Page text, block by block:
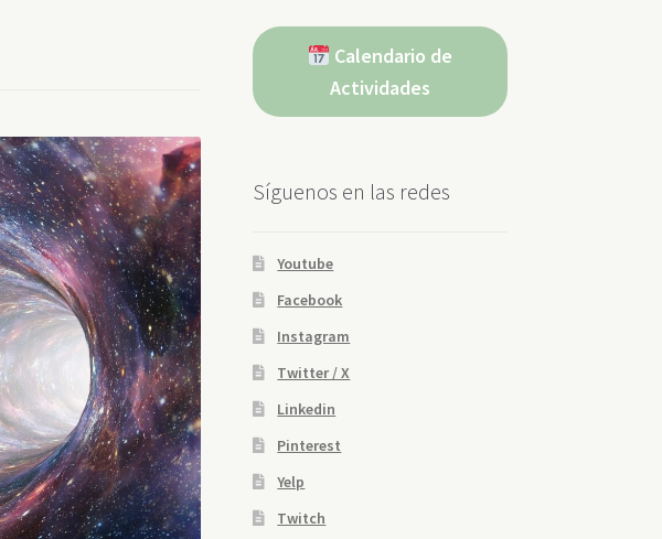
Calendario de
Actividades
Síguenos en las redes
Youtube
Facebook
Instagram
Twitter / X
Linkedin
Pinterest
Yelp
Twitch